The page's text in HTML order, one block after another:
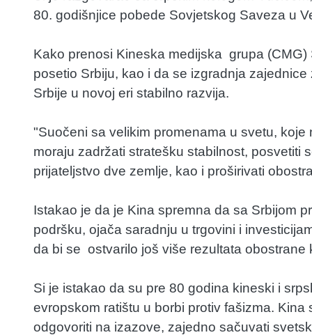
80. godišnjice pobede Sovjetskog Saveza u
Kako prenosi Kineska medijska grupa
posetio Srbiju, kao i da se izgradnja
Srbije u novoj eri stabilno razvija.
"Suočeni sa velikim promenama u svetu,
moraju zadržati stratešku stabilnost, posvetiti
prijateljstvo dve zemlje, kao i proširivati
Istakao je da je Kina spremna da sa Srbijom
podršku, ojača saradnju u trgovini i
da bi se ostvarilo još više rezultata obostrane
Si je istakao da su pre 80 godina kineski i
evropskom ratištu u borbi protiv fašizma.
odgovoriti na izazove, zajedno sačuvati